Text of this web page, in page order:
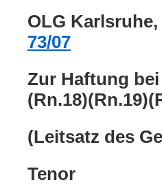
OLG
73/07
Zur Haftung
(Leitsatz des
Tenor